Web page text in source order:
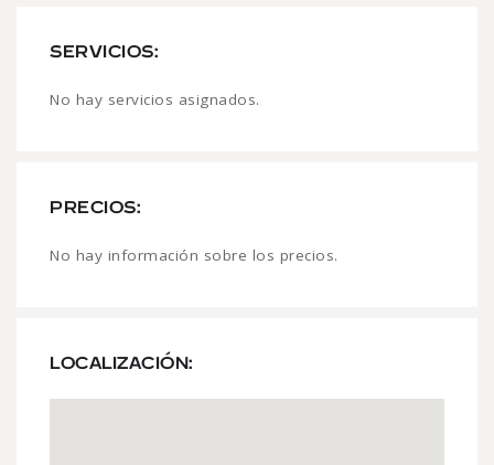
SERVICIOS:
No hay servicios asignados.
PRECIOS:
No hay información sobre los precios.
LOCALIZACIÓN: